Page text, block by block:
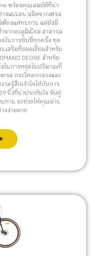
พร้อมคุณสมบัติที่น่า
งแน่นอน ผลิตจากเฟรม
พียงแต่ทนทาน แต่ยังมี
ากอะลูมิเนียม สามารถ
ยในการขับขี่ทุกครั้ง ชุด
นเสริมที่ยอดเยี่ยมสำหรับ
DEORE สำหรับ
งในการหยุดในปริมาณที่
รล กระโหลกกลวงและ
ามรู้สึกเร้าใจให้กับการ
นิ้วที่น่าประทับใจ จับคู่
นทาน จะช่วยให้คุณผ่าน
งง่ายดาย